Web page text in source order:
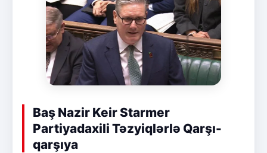
Baş Nazir Keir Starmer
Partiyadaxili Təzyiqlərlə Qarşı-
qarşıya